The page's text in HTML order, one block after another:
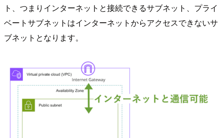
ト、つまりインターネットと接続できるサブネット、プライ
ベートサブネットはインターネットからアクセスできないサ
ブネットとなります。